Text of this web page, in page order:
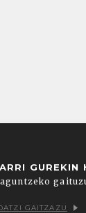
GUREKIN
GAITZAZU